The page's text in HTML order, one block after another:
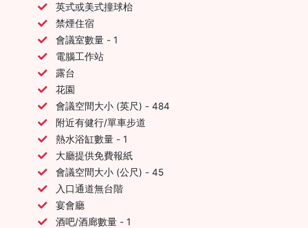
英式或美式撞球枱
禁煙住宿
會議室數量 - 1
電腦工作站
露台
花園
會議空間大小 (英尺) - 484
附近有健行/單車步道
熱水浴缸數量 - 1
大廳提供免費報紙
會議空間大小 (公尺) - 45
入口通道無台階
宴會廳
酒吧/酒廊數量 - 1